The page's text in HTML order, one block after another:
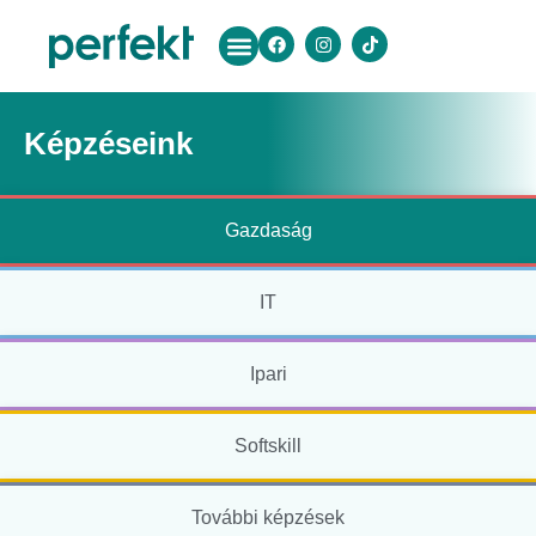
Képzéseink
Gazdaság
IT
Ipari
Softskill
További képzések